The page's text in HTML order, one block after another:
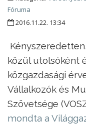
Fóruma
2016.11.22. 13:34
közül utolsóként
közgazdasági
Vállalkozók és
Szövetsége
mondta a